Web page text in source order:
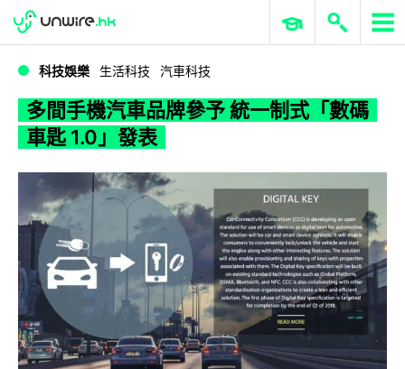
WWDC 2026 ERP 與商業 AI
科技娛樂 生活科技 汽車科技
多間手機汽車品牌參予 統一制式「數碼
車匙 1.0」發表